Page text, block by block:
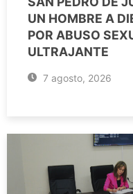
UN HOMBRE A
POR ABUSO
ULTRAJANTE
7 agosto, 2026